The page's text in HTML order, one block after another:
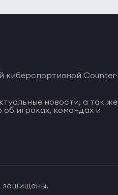
киберспортивной Counter-
новости, а так же
игроках, командах и
защищены.